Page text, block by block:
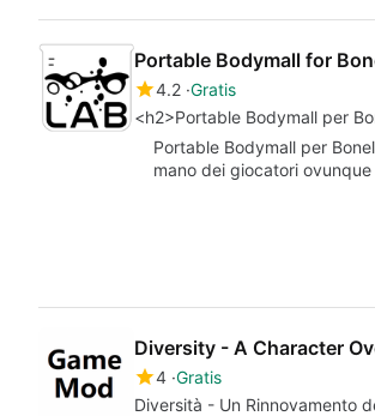
Portable Bodymall for
4.2 Gratis
<h2>Portable Bodymall per
Portable Bodymall per
mano dei giocatori
Diversity - A Character
4 Gratis
Diversità - Un Rinnovamento